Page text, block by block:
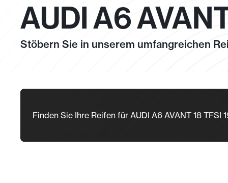
AUDI A6
Stöbern Sie in unserem umfangreichen
Finden Sie Ihre Reifen für AUDI A6 AVANT 18 TFSI